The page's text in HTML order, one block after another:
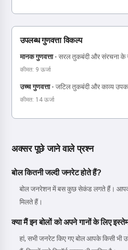
उपलब्ध गुणवत्ता विकल्प
मानक गुणवत्ता- सरल तुकबंदी और संरचना के
कीमत: 9 ऊर्जा
उच्च गुणवत्ता- जटिल तुकबंदी और काव्य
कीमत: 14 ऊर्जा
अक्सर पूछे जाने वाले प्रश्न
बोल कितनी जल्दी जनरेट होते हैं?
बोल जनरेशन में बस कुछ सेकंड लगते हैं। आपको
मिलते हैं।
क्या मैं इन बोलों को अपने गानों के लिए
हां, सभी जनरेट किए गए बोल आपके किसी भी